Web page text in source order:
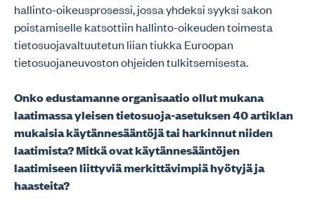
hallinto-oikeusprosessi, jossa yhdeksi syyksi sakon
poistamiselle katsottiin hallinto-oikeuden toimesta
tietosuojavaltuutetun liian tiukka Euroopan
tietosuojaneuvoston ohjeiden tulkitsemisesta.
Onko edustamanne organisaatio ollut mukana
laatimassa yleisen tietosuoja-asetuksen 40 artiklan
mukaisia käytännesääntöjä tai harkinnut niiden
laatimista? Mitkä ovat käytännesääntöjen
laatimiseen liittyviä merkittävimpiä hyötyjä ja
haasteita?